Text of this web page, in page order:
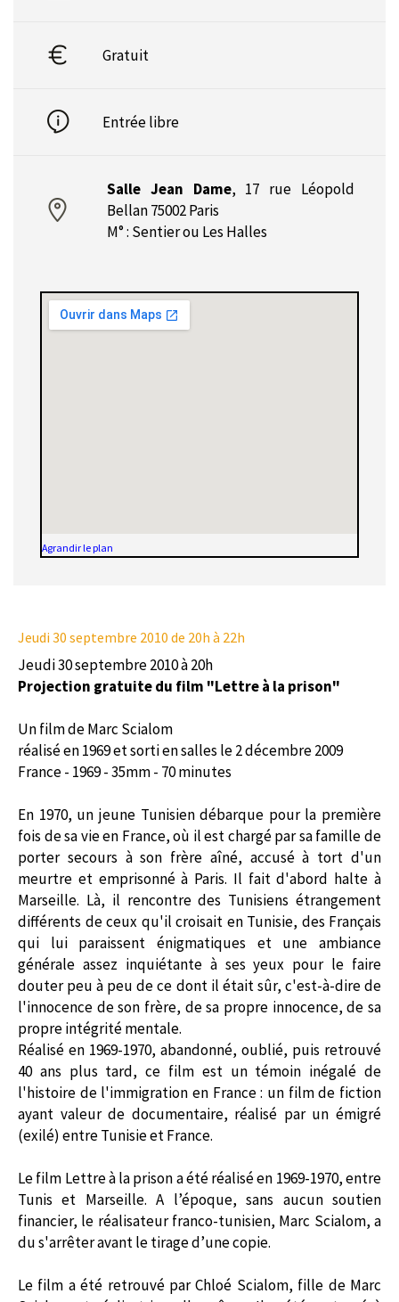
Gratuit
Entrée libre
Salle Jean Dame, 17 rue Léopold
Bellan 75002 Paris
M° : Sentier ou Les Halles
Agrandir le plan
Jeudi 30 septembre 2010 de 20h à 22h
Jeudi 30 septembre 2010 à 20h
Projection gratuite du film "Lettre à la prison"
Un film de Marc Scialom
réalisé en 1969 et sorti en salles le 2 décembre 2009
France - 1969 - 35mm - 70 minutes
En 1970, un jeune Tunisien débarque pour la première
fois de sa vie en France, où il est chargé par sa famille de
porter secours à son frère aîné, accusé à tort d'un
meurtre et emprisonné à Paris. Il fait d'abord halte à
Marseille. Là, il rencontre des Tunisiens étrangement
différents de ceux qu'il croisait en Tunisie, des Français
qui lui paraissent énigmatiques et une ambiance
générale assez inquiétante à ses yeux pour le faire
douter peu à peu de ce dont il était sûr, c'est-à-dire de
l'innocence de son frère, de sa propre innocence, de sa
propre intégrité mentale.
Réalisé en 1969-1970, abandonné, oublié, puis retrouvé
40 ans plus tard, ce film est un témoin inégalé de
l'histoire de l'immigration en France : un film de fiction
ayant valeur de documentaire, réalisé par un émigré
(exilé) entre Tunisie et France.
Le film Lettre à la prison a été réalisé en 1969-1970, entre
Tunis et Marseille. A l’époque, sans aucun soutien
financier, le réalisateur franco-tunisien, Marc Scialom, a
du s'arrêter avant le tirage d’une copie.
Le film a été retrouvé par Chloé Scialom, fille de Marc